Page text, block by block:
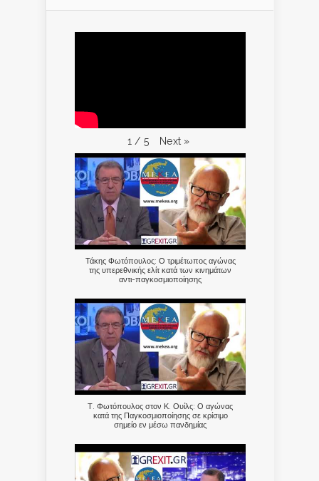
1 / 5 Next »
Τάκης Φωτόπουλος: Ο τριμέτωπος αγώνας
της υπερεθνικής ελίτ κατά των κινημάτων
αντι-παγκοσμιοποίησης
Τ. Φωτόπουλος στον Κ. Ουίλς: Ο αγώνας
κατά της Παγκοσμιοποίησης σε κρίσιμο
σημείο εν μέσω πανδημίας